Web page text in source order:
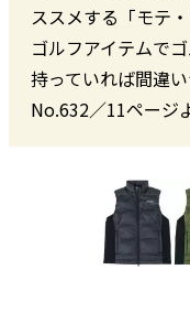
ススメする「モテ
ゴルフアイテムで
持っていれば間違
No.632／11ページ